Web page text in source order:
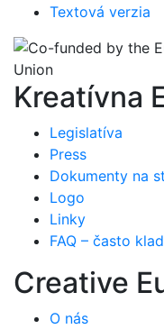
Textová verzia
Kreatívna
Legislatíva
Press
Dokumenty na
Logo
Linky
FAQ – často
Creative
O nás